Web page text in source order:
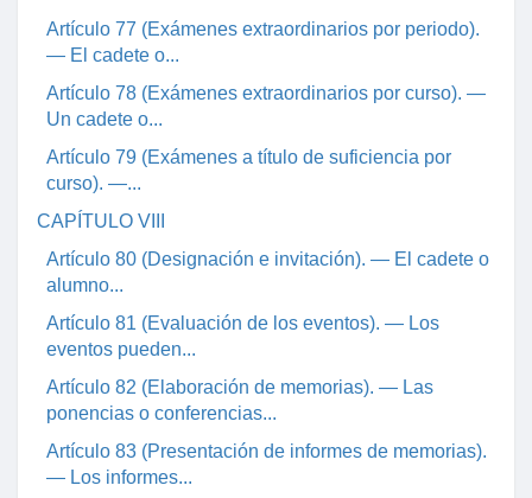
Artículo 77 (Exámenes extraordinarios por periodo).
— El cadete o...
Artículo 78 (Exámenes extraordinarios por curso). —
Un cadete o...
Artículo 79 (Exámenes a título de suficiencia por
curso). —...
CAPÍTULO VIII
Artículo 80 (Designación e invitación). — El cadete o
alumno...
Artículo 81 (Evaluación de los eventos). — Los
eventos pueden...
Artículo 82 (Elaboración de memorias). — Las
ponencias o conferencias...
Artículo 83 (Presentación de informes de memorias).
— Los informes...